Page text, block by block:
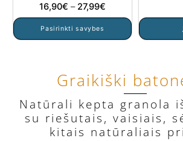
16,90€ – 27,99€Price
range:
16,90€
Pasirinkti savybes
This
product
variants.
The
options
may
be
Graikiški
Natūrali kepta granola
su riešutais, vaisiais,
kitais natūraliais